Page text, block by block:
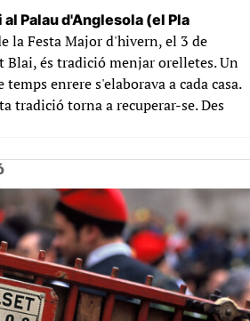
Palau d'Anglesola (el Pla
la Festa Major d'hivern, el 3 de
Blai, és tradició menjar orelletes. Un
enrere s'elaborava a cada casa.
tradició torna a recuperar-se. Des